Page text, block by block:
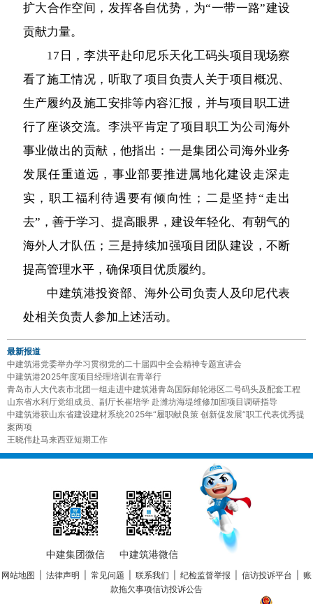
扩大合作空间，发挥各自优势，为“一带一路”建设
贡献力量。
17日，李洪平赴印尼乐天化工码头项目现场察
看了施工情况，听取了项目负责人关于项目概况、
生产履约及施工安排等内容汇报，并与项目职工进
行了座谈交流。李洪平肯定了项目职工为公司海外
事业做出的贡献，他指出：一是集团公司海外业务
发展任重道远，事业部要推进属地化建设走深走
实，职工福利待遇要有倾向性；二是坚持“走出
去”，善于学习、提高眼界，建设年轻化、有朝气的
海外人才队伍；三是持续加强项目团队建设，不断
提高管理水平，确保项目优质履约。
中建筑港投资部、海外公司负责人及印尼代表
处相关负责人参加上述活动。
最新报道
中建筑港党委举办学习贯彻党的二十届四中全会精神专题宣讲会
中建筑港2025年度项目经理培训在青举行
青岛市人大代表市北团一组走进中建筑港青岛国际邮轮港区二号码头及配套工程
山东省水利厅党组成员、副厅长崔培学 赴潍坊海堤维修加固项目调研指导
中建筑港获山东省建设建材系统2025年“履职献良策 创新促发展”职工代表优秀提
案两项
王晓伟赴马来西亚短期工作
中建集团微信 中建筑港微信
网站地图 法律声明 常见问题 联系我们 纪检监督举报 信访投诉平台
账
款拖欠事项信访投诉公告